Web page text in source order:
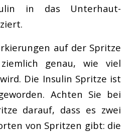
in das Unterhaut-
auf der Spritze
genau, wie viel
Die Insulin Spritze ist
Achten Sie bei
darauf, dass es zwei
von Spritzen gibt: die